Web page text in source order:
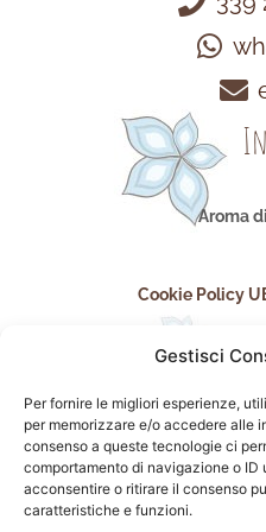
Gestisci
Per fornire le migliori esperienze,
per memorizzare e/o accedere alle
consenso a queste tecnologie ci
comportamento di navigazione o ID
acconsentire o ritirare il consenso
caratteristiche e funzioni.
Aroma
Cookie Policy
seguici